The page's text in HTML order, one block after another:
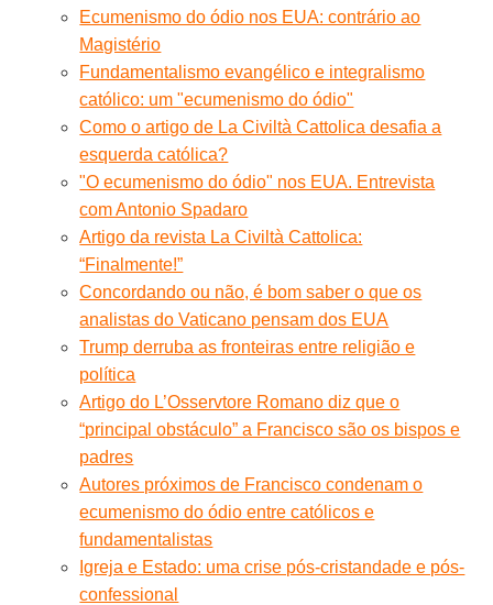
Ecumenismo do ódio nos EUA: contrário ao
Magistério
Fundamentalismo evangélico e integralismo
católico: um "ecumenismo do ódio"
Como o artigo de La Civiltà Cattolica desafia a
esquerda católica?
"O ecumenismo do ódio" nos EUA. Entrevista
com Antonio Spadaro
Artigo da revista La Civiltà Cattolica:
“Finalmente!”
Concordando ou não, é bom saber o que os
analistas do Vaticano pensam dos EUA
Trump derruba as fronteiras entre religião e
política
Artigo do L’Osservtore Romano diz que o
“principal obstáculo” a Francisco são os bispos e
padres
Autores próximos de Francisco condenam o
ecumenismo do ódio entre católicos e
fundamentalistas
Igreja e Estado: uma crise pós-cristandade e pós-
confessional